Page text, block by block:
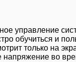
управление
обучиться и
только на
напряжение во